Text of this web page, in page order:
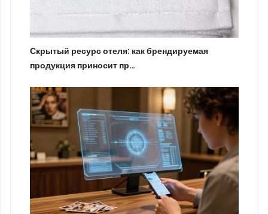
Скрытый ресурс отеля: как брендируемая
продукция приносит пр…